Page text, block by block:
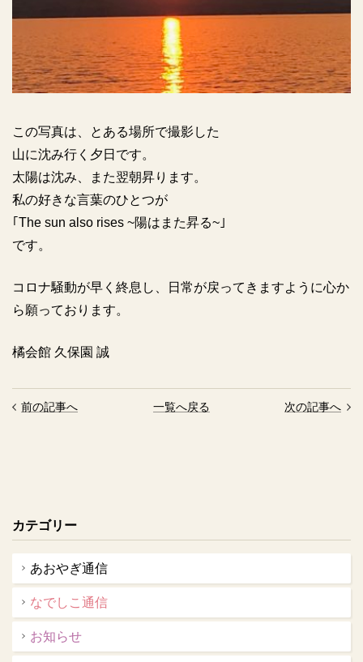
この写真は、とある場所で撮影した
山に沈み行く夕日です。
太陽は沈み、また翌朝昇ります。
私の好きな言葉のひとつが
｢The sun also rises ~陽はまた昇る~｣
です。
コロナ騒動が早く終息し、日常が戻ってきますように心か
ら願っております。
橘会館 久保園 誠
前の記事へ 一覧へ戻る 次の記事へ
カテゴリー
あおやぎ通信
なでしこ通信
お知らせ